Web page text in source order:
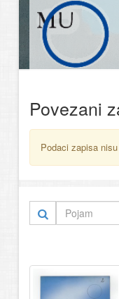
Povezani
Podaci zapisa